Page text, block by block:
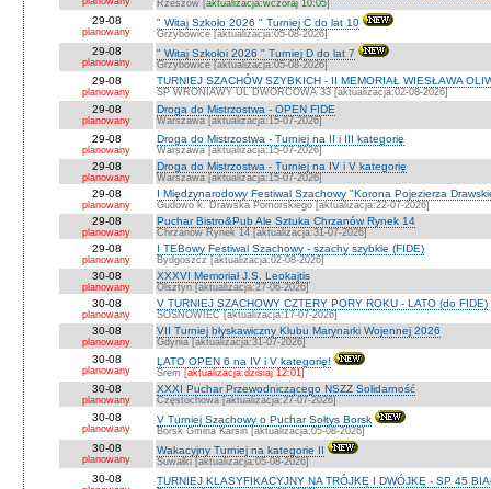
Rzeszów [aktualizacja:wczoraj 10:05]
29-08
planowany
" Witaj Szkoło 2026 " Turniej C do lat 10
Grzybowice [aktualizacja:05-08-2026]
29-08
planowany
" Witaj Szkołoi 2026 " Turniej D do lat 7
Grzybowice [aktualizacja:05-08-2026]
29-08
planowany
TURNIEJ SZACHÓW SZYBKICH - II MEMORIAŁ WIESŁAWA
SP WRONIAWY UL DWORCOWA 33 [aktualizacja:02-08-2026]
29-08
planowany
Droga do Mistrzostwa - OPEN FIDE
Warszawa [aktualizacja:15-07-2026]
29-08
planowany
Droga do Mistrzostwa - Turniej na II i III kategorię
Warszawa [aktualizacja:15-07-2026]
29-08
planowany
Droga do Mistrzostwa - Turniej na IV i V kategorię
Warszawa [aktualizacja:15-07-2026]
29-08
planowany
I Międzynarodowy Festiwal Szachowy "Korona Pojezierza
Gudowo k. Drawska Pomorskiego [aktualizacja:22-07-2026]
29-08
planowany
Puchar Bistro&Pub Ale Sztuka Chrzanów Rynek 14
Chrzanów Rynek 14 [aktualizacja:31-07-2026]
29-08
planowany
I TEBowy Festiwal Szachowy - szachy szybkie (FIDE)
Bydgoszcz [aktualizacja:02-08-2026]
30-08
planowany
XXXVI Memoriał J.S. Leokajtis
Olsztyn [aktualizacja:27-06-2026]
30-08
planowany
V TURNIEJ SZACHOWY CZTERY PORY ROKU - LATO (do FIDE)
SOSNOWIEC [aktualizacja:17-07-2026]
30-08
planowany
VII Turniej błyskawiczny Klubu Marynarki Wojennej 2026
Gdynia [aktualizacja:31-07-2026]
30-08
planowany
LATO OPEN 6 na IV i V kategorię!
Śrem [aktualizacja:dzisiaj 12:01]
30-08
planowany
XXXI Puchar Przewodniczącego NSZZ Solidarność
Częstochowa [aktualizacja:27-07-2026]
30-08
planowany
V Turniej Szachowy o Puchar Sołtys Borsk
Borsk Gmina Karsin [aktualizacja:05-08-2026]
30-08
planowany
Wakacyjny Turniej na kategorie II
Suwałki [aktualizacja:05-08-2026]
30-08 TURNIEJ KLASYFIKACYJNY NA TRÓJKĘ I DWÓJKĘ - SP 45